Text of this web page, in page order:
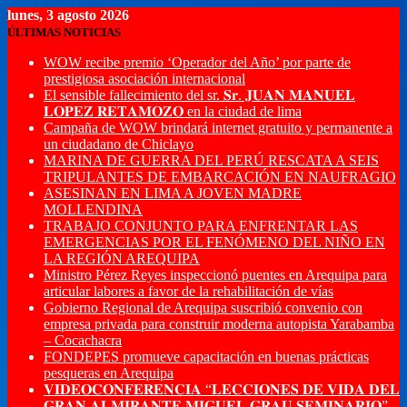
lunes, 3 agosto 2026
ÚLTIMAS NOTICIAS
WOW recibe premio ‘Operador del Año’ por parte de
prestigiosa asociación internacional
El sensible fallecimiento del sr. 𝐒𝐫. 𝐉𝐔𝐀𝐍 𝐌𝐀𝐍𝐔𝐄𝐋
𝐋𝐎𝐏𝐄𝐙 𝐑𝐄𝐓𝐀𝐌𝐎𝐙𝐎 en la ciudad de lima
Campaña de WOW brindará internet gratuito y permanente a
un ciudadano de Chiclayo
MARINA DE GUERRA DEL PERÚ RESCATA A SEIS
TRIPULANTES DE EMBARCACIÓN EN NAUFRAGIO
ASESINAN EN LIMA A JOVEN MADRE
MOLLENDINA
TRABAJO CONJUNTO PARA ENFRENTAR LAS
EMERGENCIAS POR EL FENÓMENO DEL NIÑO EN
LA REGIÓN AREQUIPA
Ministro Pérez Reyes inspeccionó puentes en Arequipa para
articular labores a favor de la rehabilitación de vías
Gobierno Regional de Arequipa suscribió convenio con
empresa privada para construir moderna autopista Yarabamba
– Cocachacra
FONDEPES promueve capacitación en buenas prácticas
pesqueras en Arequipa
𝐕𝐈𝐃𝐄𝐎𝐂𝐎𝐍𝐅𝐄𝐑𝐄𝐍𝐂𝐈𝐀 “𝐋𝐄𝐂𝐂𝐈𝐎𝐍𝐄𝐒 𝐃𝐄 𝐕𝐈𝐃𝐀 𝐃𝐄𝐋